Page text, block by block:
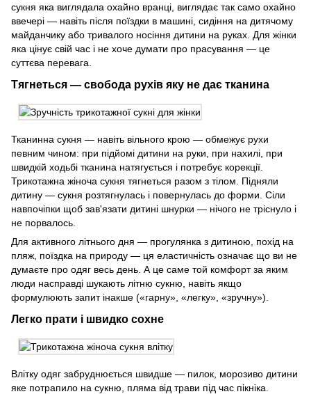
сукня яка виглядала охайно вранці, виглядає так само охайно
ввечері — навіть після поїздки в машині, сидіння на дитячому
майданчику або тривалого носіння дитини на руках. Для жінки
яка цінує свій час і не хоче думати про прасування — це
суттєва перевага.
Тягнеться — свобода рухів яку не дає тканина
Тканинна сукня — навіть вільного крою — обмежує рухи
певним чином: при підйомі дитини на руки, при нахилі, при
швидкій ходьбі тканина натягується і потребує корекції.
Трикотажна жіноча сукня тягнеться разом з тілом. Підняли
дитину — сукня розтягнулась і повернулась до форми. Сіли
навпочіпки щоб зав'язати дитині шнурки — нічого не тріснуло і
не порвалось.
Для активного літнього дня — прогулянка з дитиною, похід на
пляж, поїздка на природу — ця еластичність означає що ви не
думаєте про одяг весь день. А це саме той комфорт за яким
люди насправді шукають літню сукню, навіть якщо
формулюють запит інакше («гарну», «легку», «зручну»).
Легко прати і швидко сохне
Влітку одяг забруднюється швидше — пилок, морозиво дитини
яке потрапило на сукню, пляма від трави під час пікніка.